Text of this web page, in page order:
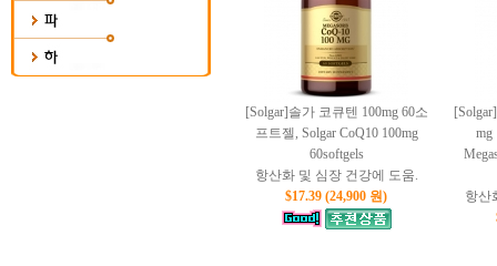
[Solgar]솔가 코큐텐 100mg 60소
프트젤, Solgar CoQ10 100mg
60softgels
항산화 및 심장 건강에 도움.
$17.39 (24,900 원)
mg
항산